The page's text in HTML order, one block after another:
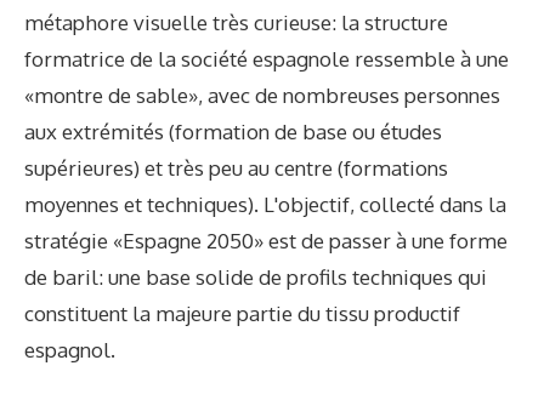
métaphore visuelle très curieuse: la structure
formatrice de la société espagnole ressemble à une
«montre de sable», avec de nombreuses personnes
aux extrémités (formation de base ou études
supérieures) et très peu au centre (formations
moyennes et techniques). L'objectif, collecté dans la
stratégie «Espagne 2050» est de passer à une forme
de baril: une base solide de profils techniques qui
constituent la majeure partie du tissu productif
espagnol.